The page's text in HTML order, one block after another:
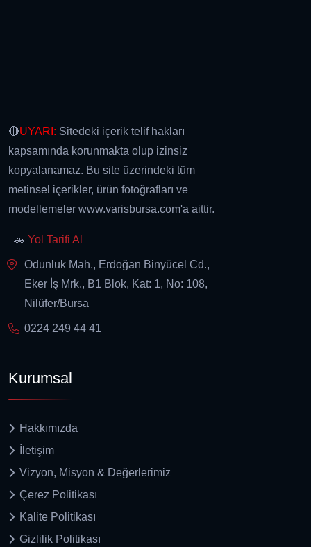
🔴UYARI: Sitedeki içerik telif hakları
kapsamında korunmakta olup izinsiz
kopyalanamaz. Bu site üzerindeki tüm
metinsel içerikler, ürün fotoğrafları ve
modellemeler www.varisbursa.com'a aittir.
🚗 Yol Tarifi Al
Odunluk Mah., Erdoğan Binyücel Cd.,
Eker İş Mrk., B1 Blok, Kat: 1, No: 108,
Nilüfer/Bursa
0224 249 44 41
Kurumsal
Hakkımızda
İletişim
Vizyon, Misyon & Değerlerimiz
Çerez Politikası
Kalite Politikası
Gizlilik Politikası